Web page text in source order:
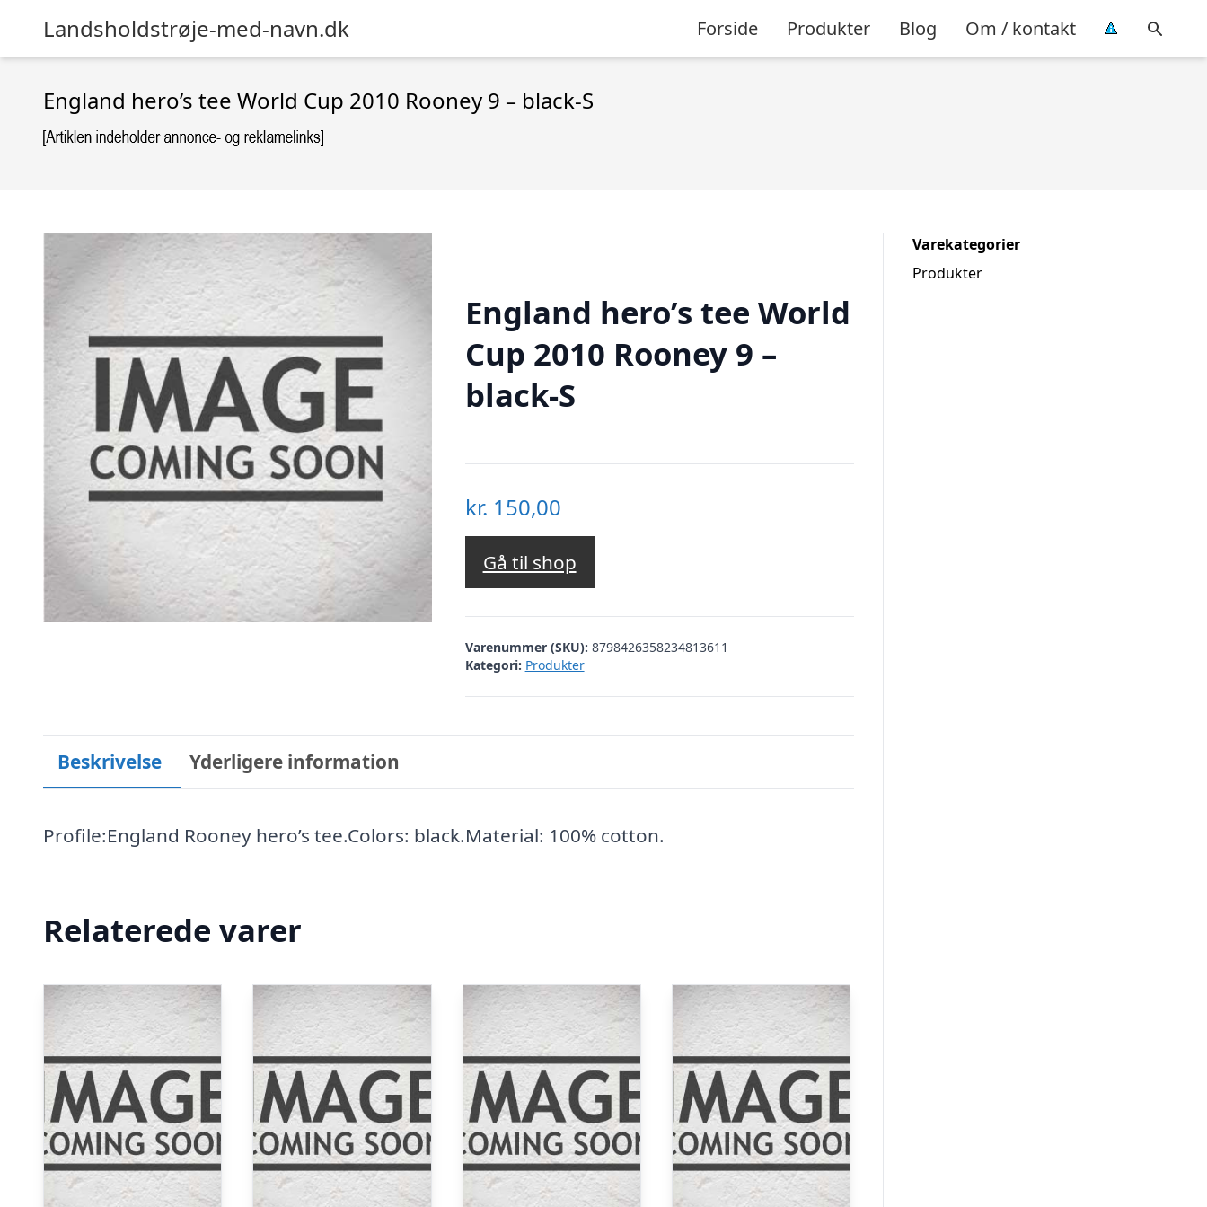
Landsholdstrøje-med-navn.dk Forside Produkter Blog Om / kontakt
England hero’s tee World Cup 2010 Rooney 9 – black-S
England hero’s tee World
Cup 2010 Rooney 9 –
black-S
kr. 150,00
Gå til shop
Varenummer (SKU): 8798426358234813611
Kategori: Produkter
Beskrivelse Yderligere information
Profile:England Rooney hero’s tee.Colors: black.Material: 100% cotton.
Relaterede varer
Varekategorier
Produkter